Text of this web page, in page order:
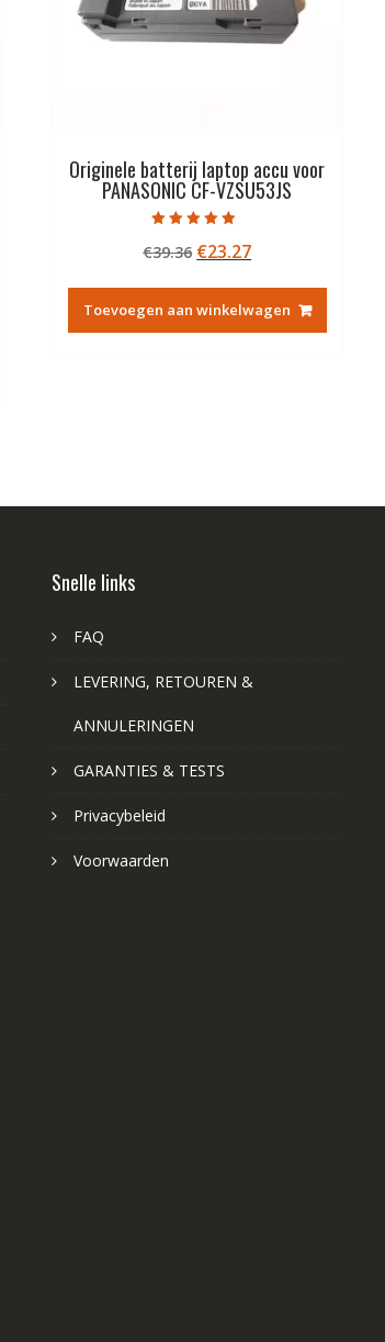
Originele batterij laptop accu voor
PANASONIC CF-VZSU53JS
5.00
uit 5
€39.36 Oorspronkelijke
was:
€39.36.
€23.27Huidige
€23.27.
Toevoegen aan winkelwagen
Snelle links
FAQ
LEVERING, RETOUREN &
ANNULERINGEN
GARANTIES & TESTS
Privacybeleid
Voorwaarden